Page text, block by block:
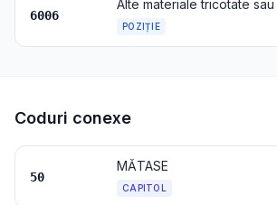
6006
POZIȚIE
Coduri conexe
50
MĂTASE
CAPITOL